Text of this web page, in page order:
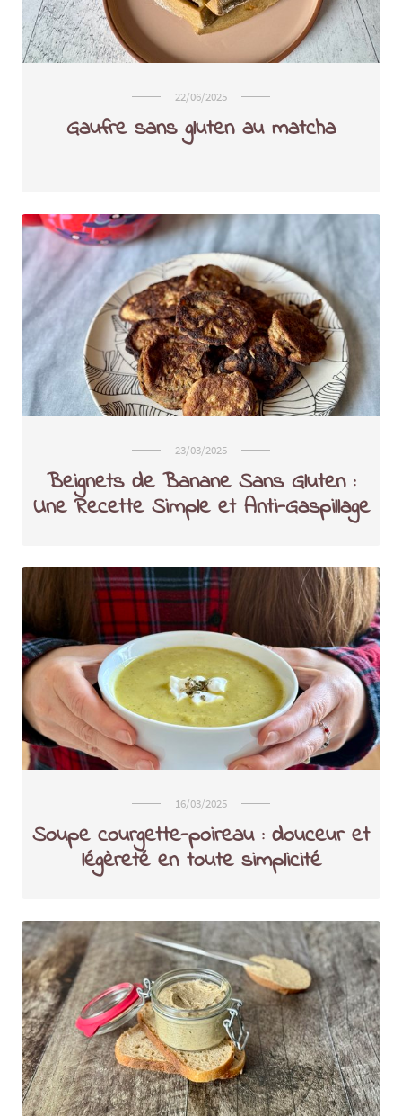
22/06/2025
Gaufre sans gluten au matcha
23/03/2025
Beignets de Banane Sans Gluten :
Une Recette Simple et Anti-Gaspillage
16/03/2025
Soupe courgette-poireau : douceur et
légèreté en toute simplicité